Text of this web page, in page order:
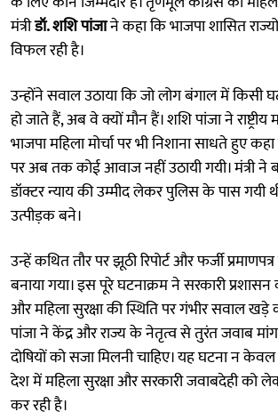
मंत्रीडॉ. शशि पांजाने कहा कि भाजपा शासित
विफल रही है।
उन्होंने सवाल उठाया कि जो लोग बंगाल में किसी
हो जाते हैं, अब वे क्यों मौन हैं। शशि पांजा ने
भाजपा महिला मोर्चा पर भी निशाना साधते हुए
पर अब तक कोई आवाज नहीं उठायी गयी। मंत्री ने
डॉक्टर न्याय की उम्मीद लेकर पुलिस के पास गयी
उत्पीड़क बने।
उन्हें कथित तौर पर झूठी रिपोर्ट और फर्जी
बनाया गया। इस पूरे घटनाक्रम ने सरकारी
और महिला सुरक्षा की स्थिति पर गंभीर सवाल खड़े
पांजा ने केंद्र और राज्य के नेतृत्व से तुरंत जवाब
दोषियों को सजा मिलनी चाहिए। यह घटना न केवल
देश में महिला सुरक्षा और सरकारी जवाबदेही को
कर रही है।